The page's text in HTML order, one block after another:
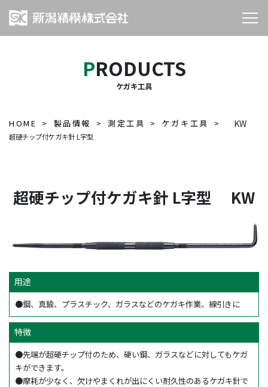
PRODUCTS
ケガキ工具
HOME 製品情報 測定工具 ケガキ工具
超硬チップ付ケガキ針 L字型
KW
超硬チップ付ケガキ針 L字型 KW
用途
●鋼、真鍮、プラスチック、ガラスなどのケガキ作業、線引きに
特徴
●先端が超硬チップ付のため、硬い鋼、ガラスなどに対してもケガ
キができます。
●摩耗が少なく、欠けやまくれが出にくい耐久性のあるケガキ針で